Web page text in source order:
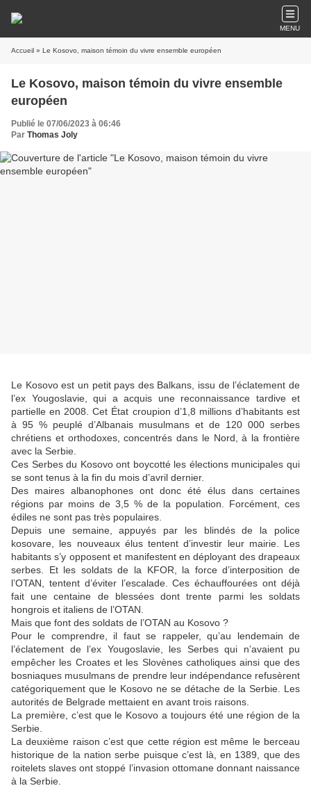
MENU
Accueil » Le Kosovo, maison témoin du vivre ensemble européen
Le Kosovo, maison témoin du vivre ensemble
européen
Publié le 07/06/2023 à 06:46
Par Thomas Joly
Le Kosovo est un petit pays des Balkans, issu de l’éclatement de
l’ex Yougoslavie, qui a acquis une reconnaissance tardive et
partielle en 2008. Cet État croupion d’1,8 millions d’habitants est
à 95 % peuplé d’Albanais musulmans et de 120 000 serbes
chrétiens et orthodoxes, concentrés dans le Nord, à la frontière
avec la Serbie.
Ces Serbes du Kosovo ont boycotté les élections municipales qui
se sont tenus à la fin du mois d’avril dernier.
Des maires albanophones ont donc été élus dans certaines
régions par moins de 3,5 % de la population. Forcément, ces
édiles ne sont pas très populaires.
Depuis une semaine, appuyés par les blindés de la police
kosovare, les nouveaux élus tentent d’investir leur mairie. Les
habitants s’y opposent et manifestent en déployant des drapeaux
serbes. Et les soldats de la KFOR, la force d’interposition de
l’OTAN, tentent d’éviter l’escalade. Ces échauffourées ont déjà
fait une centaine de blessées dont trente parmi les soldats
hongrois et italiens de l’OTAN.
Mais que font des soldats de l’OTAN au Kosovo ?
Pour le comprendre, il faut se rappeler, qu’au lendemain de
l’éclatement de l’ex Yougoslavie, les Serbes qui n’avaient pu
empêcher les Croates et les Slovènes catholiques ainsi que des
bosniaques musulmans de prendre leur indépendance refusèrent
catégoriquement que le Kosovo ne se détache de la Serbie. Les
autorités de Belgrade mettaient en avant trois raisons.
La première, c’est que le Kosovo a toujours été une région de la
Serbie.
La deuxième raison c’est que cette région est même le berceau
historique de la nation serbe puisque c’est là, en 1389, que des
roitelets slaves ont stoppé l’invasion ottomane donnant naissance
à la Serbie.